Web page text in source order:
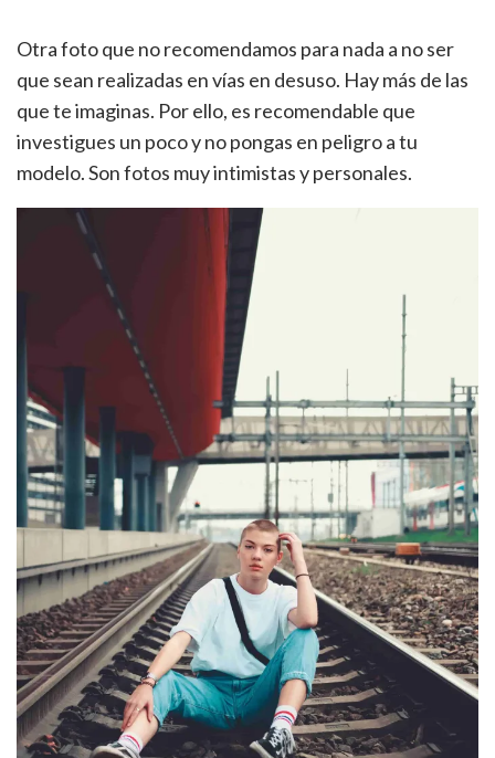
Otra foto que no recomendamos para nada a no ser
que sean realizadas en vías en desuso. Hay más de las
que te imaginas. Por ello, es recomendable que
investigues un poco y no pongas en peligro a tu
modelo. Son fotos muy intimistas y personales.